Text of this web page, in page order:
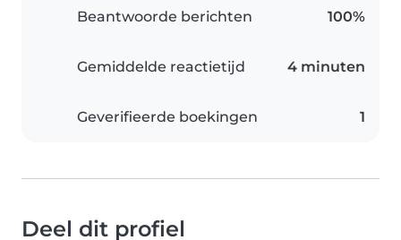
Beantwoorde berichten 100%
Gemiddelde reactietijd 4 minuten
Geverifieerde boekingen 1
Deel dit profiel